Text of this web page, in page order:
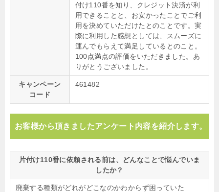
付け110番を知り、クレジット決済が利
用できることと、お安かったことでご利
用を決めていただけたとのことです。実
際に利用した感想としては、スムーズに
運んでもらえて満足しているとのこと。
100点満点の評価をいただきました。あ
りがとうございました。
キャンペーン
コード
461482
お客様から頂きましたアンケート内容を紹介します。
片付け110番に依頼される前は、どんなことで悩んでいま
したか？
廃棄する種類がどれがどこなのかわからず困っていた